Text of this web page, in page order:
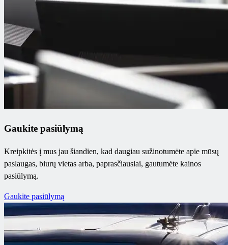
Gaukite pasiūlymą
Kreipkitės į mus jau šiandien, kad daugiau sužinotumėte apie mūsų
paslaugas, biurų vietas arba, paprasčiausiai, gautumėte kainos
pasiūlymą.
Gaukite pasiūlymą